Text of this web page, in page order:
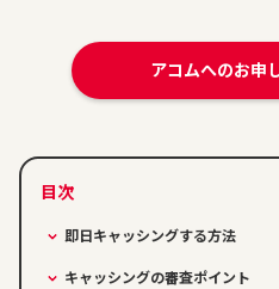
アコムへのお申
即日キャッシングする方法
キャッシングの審査ポイント